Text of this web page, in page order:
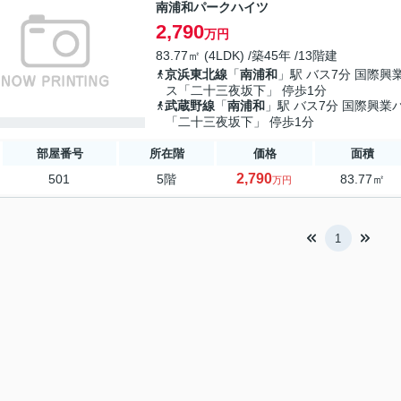
南浦和パークハイツ
2,790万円
83.77㎡ (4LDK) /築45年 /13階建
京浜東北線 「南浦和 」駅 バス7分 国際興
ス「二十三夜坂下」 停歩1分
武蔵野線 「南浦和 」駅 バス7分 国際興業
「二十三夜坂下」 停歩1分
部屋番号 所在階 価格 面積
501 5階 2,790万円 83.77㎡
1